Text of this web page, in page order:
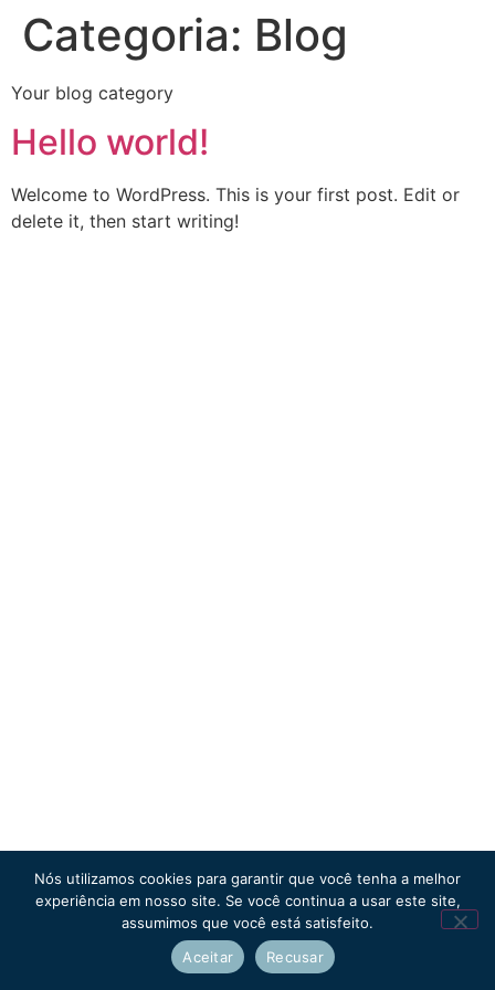
Categoria: Blog
Your blog category
Hello world!
Welcome to WordPress. This is your first post. Edit or
delete it, then start writing!
Nós utilizamos cookies para garantir que você tenha a melhor
experiência em nosso site. Se você continua a usar este site,
assumimos que você está satisfeito.
Aceitar
Recusar